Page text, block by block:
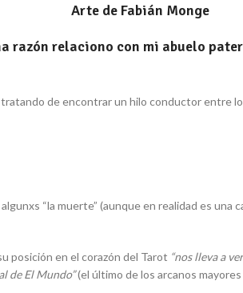
Arte de Fabián Monge
razón relaciono con mi abuelo
de encontrar un hilo conductor entre
“la muerte” (aunque en realidad es
posición en el corazón del Tarot “nos lleva a
de El Mundo”(el último de los arcanos